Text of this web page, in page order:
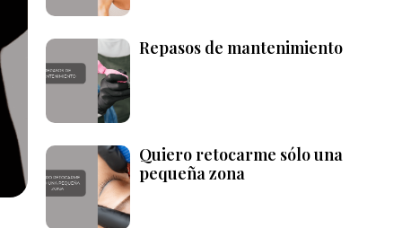
Repasos de mantenimiento
Quiero retocarme sólo una
pequeña zona